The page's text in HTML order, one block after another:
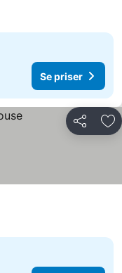
Se priser
Del